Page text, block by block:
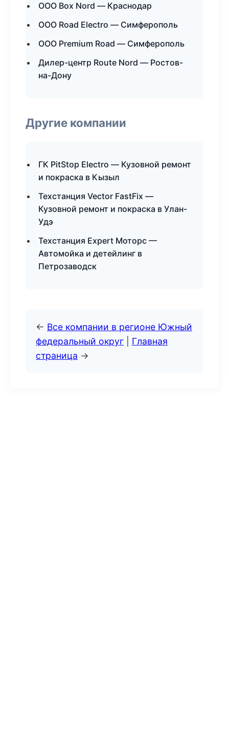
ООО Box Nord — Краснодар
ООО Road Electro — Симферополь
ООО Premium Road — Симферополь
Дилер-центр Route Nord — Ростов-
на-Дону
Другие компании
ГК PitStop Electro — Кузовной ремонт
и покраска в Кызыл
Техстанция Vector FastFix —
Кузовной ремонт и покраска в Улан-
Удэ
Техстанция Expert Моторс —
Автомойка и детейлинг в
Петрозаводск
← Все компании в регионе Южный
федеральный округ
Главная
страница →